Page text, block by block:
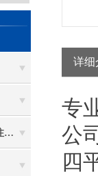
混凝土烟囱防腐加固施工安全注意事项
详细
专
公
四